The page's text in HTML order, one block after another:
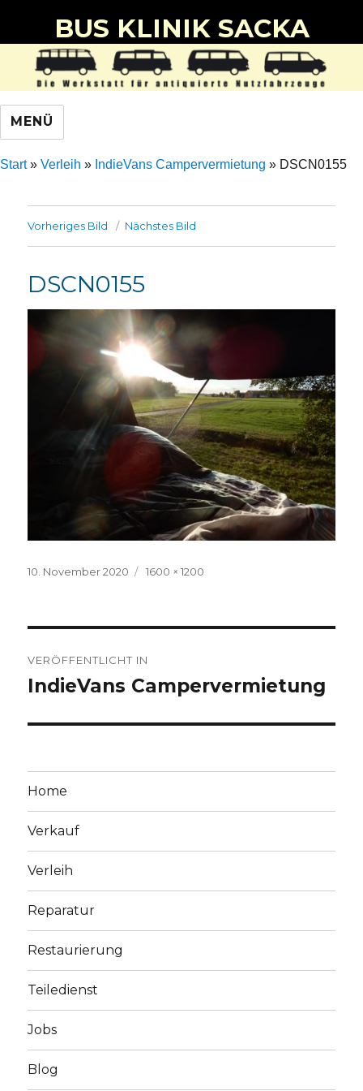
BUS KLINIK SACKA
MENÜ
Start» Verleih » IndieVans Campervermietung » DSCN0155
Vorheriges Bild Nächstes Bild
DSCN0155
Veröffentlicht
10. November 2020
Volle
1600 × 1200
VERÖFFENTLICHT IN
IndieVans Campervermietung
Home
Verkauf
Verleih
Reparatur
Restaurierung
Teiledienst
Jobs
Blog